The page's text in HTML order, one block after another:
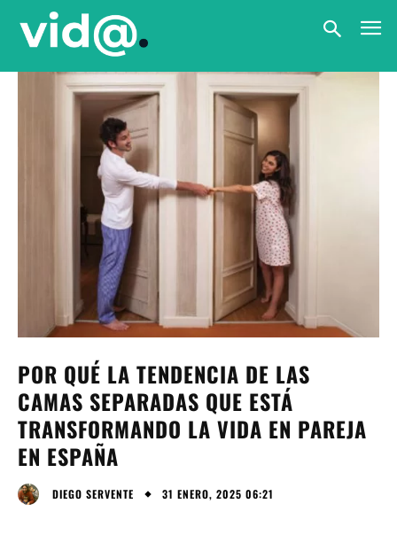
POR QUÉ LA TENDENCIA DE LAS
CAMAS SEPARADAS QUE ESTÁ
TRANSFORMANDO LA VIDA EN PAREJA
EN ESPAÑA
DIEGO SERVENTE 31 ENERO, 2025 06:21